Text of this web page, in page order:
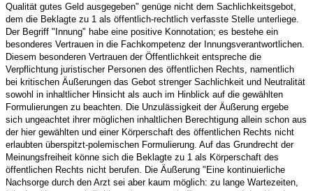
Qualität gutes Geld ausgegeben" genüge nicht dem Sachlichkeitsgebot,
dem die Beklagte zu 1 als öffentlich-rechtlich verfasste Stelle unterliege.
Der Begriff "Innung" habe eine positive Konnotation; es bestehe ein
besonderes Vertrauen in die Fachkompetenz der Innungsverantwortlichen.
Diesem besonderen Vertrauen der Öffentlichkeit entspreche die
Verpflichtung juristischer Personen des öffentlichen Rechts, namentlich
bei kritischen Äußerungen das Gebot strenger Sachlichkeit und Neutralität
sowohl in inhaltlicher Hinsicht als auch im Hinblick auf die gewählten
Formulierungen zu beachten. Die Unzulässigkeit der Äußerung ergebe
sich ungeachtet ihrer möglichen inhaltlichen Berechtigung allein schon aus
der hier gewählten und einer Körperschaft des öffentlichen Rechts nicht
erlaubten überspitzt-polemischen Formulierung. Auf das Grundrecht der
Meinungsfreiheit könne sich die Beklagte zu 1 als Körperschaft des
öffentlichen Rechts nicht berufen. Die Äußerung "Eine kontinuierliche
Nachsorge durch den Arzt sei aber kaum möglich: zu lange Wartezeiten,